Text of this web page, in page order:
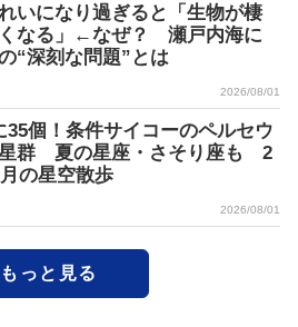
いになり過ぎると「生物が棲
なる」←なぜ？ 瀬戸内海に
“深刻な問題”とは
2026/08/01
35個！条件サイコーのペルセウ
群 夏の星座・さそり座も 2
の星空散歩
2026/08/01
もっと見る